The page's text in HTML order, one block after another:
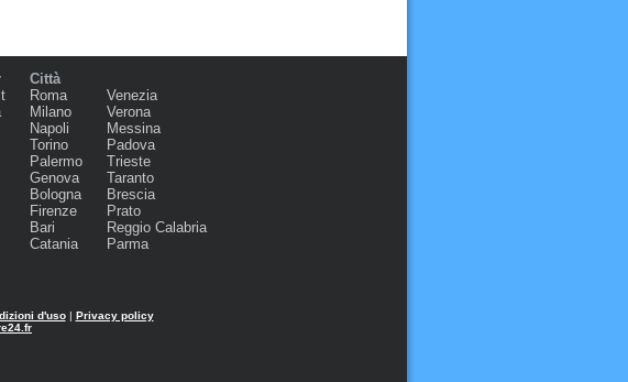
Città
Roma
Milano
Napoli
Torino
Palermo
Genova
Bologna
Firenze
Bari
Catania
Venezia
Verona
Messina
Padova
Trieste
Taranto
Brescia
Prato
Reggio Calabria
Parma
d'uso| Privacy policy